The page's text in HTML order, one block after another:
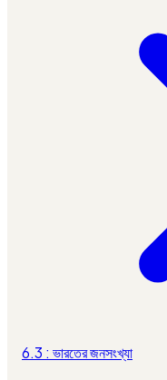
6.3 : ভারতের জনসংখ্যা